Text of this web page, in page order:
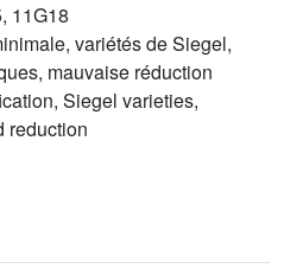
11G18
variétés de Siegel,
mauvaise réduction
Siegel varieties,
reduction